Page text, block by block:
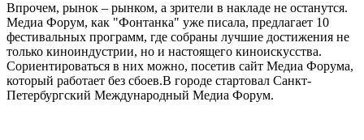
Впрочем, рынок – рынком, а зрители в накладе не останутся.
Медиа Форум, как "Фонтанка" уже писала, предлагает 10
фестивальных программ, где собраны лучшие достижения не
только киноиндустрии, но и настоящего киноискусства.
Сориентироваться в них можно, посетив сайт Медиа Форума,
который работает без сбоев.В городе стартовал Санкт-
Петербургский Международный Медиа Форум.